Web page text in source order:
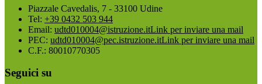
Piazzale Cavedalis, 7 - 33100 Udine
Tel: +39 0432 503 944
Email: udtd010004@istruzione.itLink per inviare una mail
PEC: udtd010004@pec.istruzione.itLink per inviare una mail
C.F.: 80010770305
Seguici su